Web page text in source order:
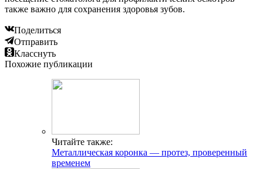
также важно для сохранения здоровья зубов.
Поделиться
Отправить
Класснуть
Похожие публикации
Читайте также:
Металлическая коронка ― протез, проверенный
временем